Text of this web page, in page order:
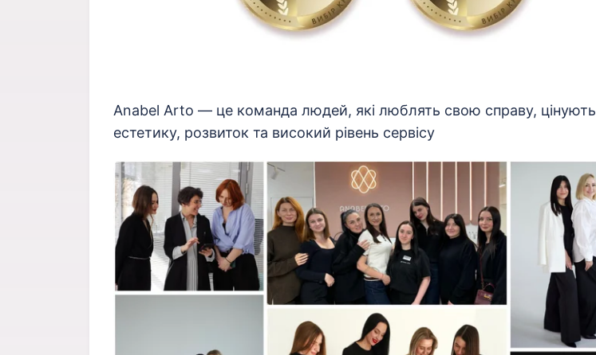
Anabel Arto — це команда людей, які люблять свою справу, цінують
естетику, розвиток та високий рівень сервісу